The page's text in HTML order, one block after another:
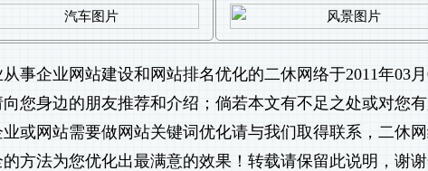
从事企业网站建设和 网站排名优化的二休网络于2011年03月
您身边的朋友推荐和介绍；倘若本文有不足之处或对您
或网站需要做 网站关键词优化请与我们取得联系，二休
方法为您优化出最满意的效果！转载请保留此说明，谢